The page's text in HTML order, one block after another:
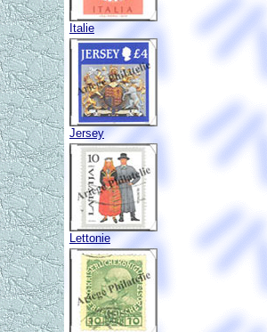
Italie
Jersey
Lettonie